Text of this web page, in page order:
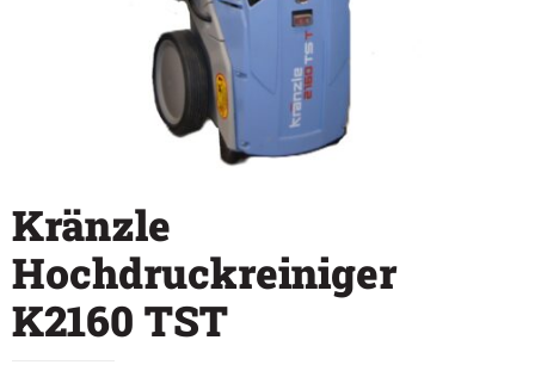
Kränzle
Hochdruckreiniger
K2160 TST